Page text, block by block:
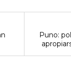
Puno: